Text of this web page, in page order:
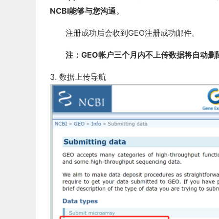
NCBI能够与您沟通。
注册成功后会收到GEO注册成功邮件。
注：GEO帐户三个月内不上传数据将自动删
3. 数据上传导航